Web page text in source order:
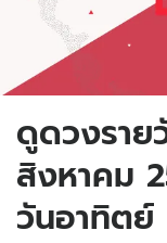
ดูดวงราย
สิงหาคม
วันอาทิตย์